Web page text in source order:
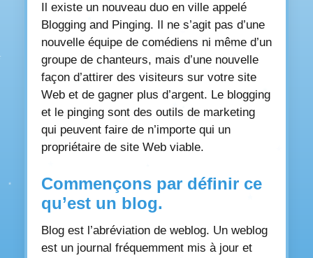
Il existe un nouveau duo en ville appelé
Blogging and Pinging. Il ne s’agit pas d’une
nouvelle équipe de comédiens ni même d’un
groupe de chanteurs, mais d’une nouvelle
façon d’attirer des visiteurs sur votre site
Web et de gagner plus d’argent. Le blogging
et le pinging sont des outils de marketing
qui peuvent faire de n’importe qui un
propriétaire de site Web viable.
Commençons par définir ce
qu’est un blog.
Blog est l’abréviation de weblog. Un weblog
est un journal fréquemment mis à jour et